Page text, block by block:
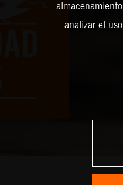
analizar el